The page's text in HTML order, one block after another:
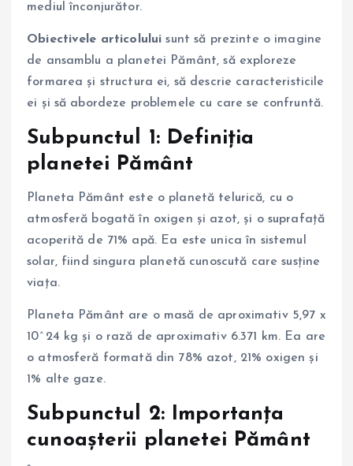
mediul înconjurător.
Obiectivele articolului sunt să prezinte o imagine
de ansamblu a planetei Pământ, să exploreze
formarea și structura ei, să descrie caracteristicile
ei și să abordeze problemele cu care se confruntă.
Subpunctul 1: Definiția
planetei Pământ
Planeta Pământ este o planetă telurică, cu o
atmosferă bogată în oxigen și azot, și o suprafață
acoperită de 71% apă. Ea este unica în sistemul
solar, fiind singura planetă cunoscută care susține
viața.
Planeta Pământ are o masă de aproximativ 5,97 x
10^24 kg și o rază de aproximativ 6.371 km. Ea are
o atmosferă formată din 78% azot, 21% oxigen și
1% alte gaze.
Subpunctul 2: Importanța
cunoașterii planetei Pământ